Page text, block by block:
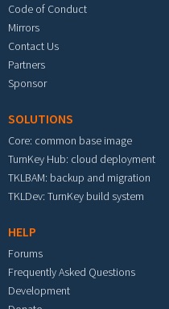
Code of Conduct
Mirrors
Contact Us
Partners
Sponsor
SOLUTIONS
Core: common base image
TurnKey Hub: cloud deployment
TKLBAM: backup and migration
TKLDev: TurnKey build system
HELP
Forums
Frequently Asked Questions
Development